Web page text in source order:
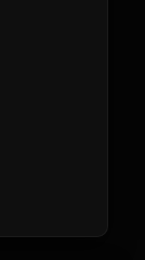
1 Clases